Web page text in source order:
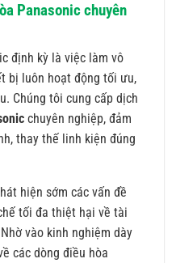
Panasonic chuyên
định kỳ là việc làm vô
bị luôn hoạt động tối ưu,
Chúng tôi cung cấp dịch
chuyên nghiệp, đảm
thay thế linh kiện đúng
hiện sớm các vấn đề
tối đa thiệt hại về tài
vào kinh nghiệm dày
các dòng điều hòa